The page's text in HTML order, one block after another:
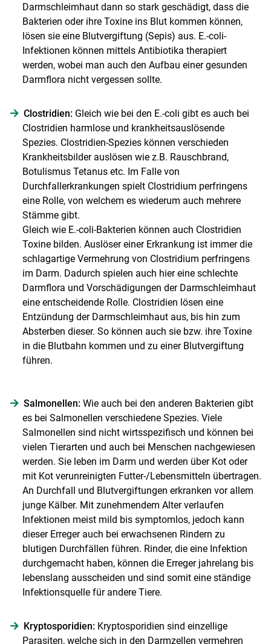
Darmschleimhaut dann so stark geschädigt, dass die
Bakterien oder ihre Toxine ins Blut kommen können,
lösen sie eine Blutvergiftung (Sepis) aus. E.-coli-
Infektionen können mittels Antibiotika therapiert
werden, wobei man auch den Aufbau einer gesunden
Darmflora nicht vergessen sollte.
Clostridien: Gleich wie bei den E.-coli gibt es auch bei
Clostridien harmlose und krankheitsauslösende
Spezies. Clostridien-Spezies können verschieden
Krankheitsbilder auslösen wie z.B. Rauschbrand,
Botulismus Tetanus etc. Im Falle von
Durchfallerkrankungen spielt Clostridium perfringens
eine Rolle, von welchem es wiederum auch mehrere
Stämme gibt.
Gleich wie E.-coli-Bakterien können auch Clostridien
Toxine bilden. Auslöser einer Erkrankung ist immer die
schlagartige Vermehrung von Clostridium perfringens
im Darm. Dadurch spielen auch hier eine schlechte
Darmflora und Vorschädigungen der Darmschleimhaut
eine entscheidende Rolle. Clostridien lösen eine
Entzündung der Darmschleimhaut aus, bis hin zum
Absterben dieser. So können auch sie bzw. ihre Toxine
in die Blutbahn kommen und zu einer Blutvergiftung
führen.
Salmonellen: Wie auch bei den anderen Bakterien gibt
es bei Salmonellen verschiedene Spezies. Viele
Salmonellen sind nicht wirtsspezifisch und können bei
vielen Tierarten und auch bei Menschen nachgewiesen
werden. Sie leben im Darm und werden über Kot oder
mit Kot verunreinigten Futter-/Lebensmitteln übertragen.
An Durchfall und Blutvergiftungen erkranken vor allem
junge Kälber. Mit zunehmendem Alter verlaufen
Infektionen meist mild bis symptomlos, jedoch kann
dieser Erreger auch bei erwachsenen Rindern zu
blutigen Durchfällen führen. Rinder, die eine Infektion
durchgemacht haben, können die Erreger jahrelang bis
lebenslang ausscheiden und sind somit eine ständige
Infektionsquelle für andere Tiere.
Kryptosporidien:Kryptosporidien sind einzellige
Parasiten, welche sich in den Darmzellen vermehren